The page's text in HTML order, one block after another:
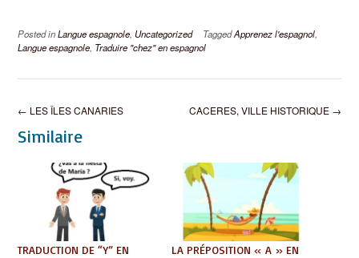
Posted inLangue espagnole, Uncategorized TaggedApprenez l'espagnol,
Langue espagnole, Traduire "chez" en espagnol
Post
CACERES, VILLE HISTORIQUE →
← LES ÎLES CANARIES
Similaire
TRADUCTION DE “Y” EN
LA PRÉPOSITION « A » EN